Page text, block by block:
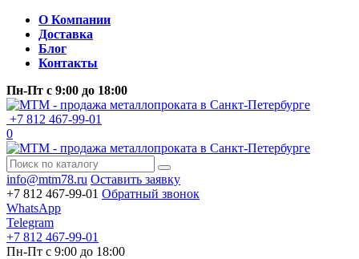
О Компании
Доставка
Блог
Контакты
Пн-Пт с 9:00 до 18:00
+7 812 467-99-01
0
info@mtm78.ru Оставить заявку
+7 812 467-99-01 Обратный звонок
WhatsApp
Telegram
+7 812 467-99-01
Пн-Пт с 9:00 до 18:00